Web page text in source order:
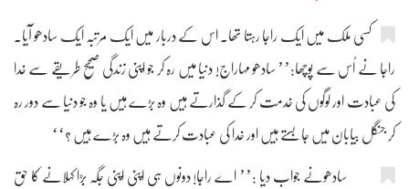
کسی ملک میں ایک راجا رہتا تھا۔ اس کے دربار میں ایک مرتبہ ایک سادھو آیا۔
راجا نے اُس سے پوچھا:’’ سادھو مہاراج! دنیا میں رہ کر جو اپنی زندگی صحیح طریقے سے خدا
کی عبادت اور لوگوں کی خدمت کر کے گذارتے ہیں وہ بڑے ہیں یا وہ جو دنیا سے دور رہ
کر جنگل بیابان میں جابستے ہیں اور خدا کی عبادت کرتے ہیں وہ بڑے ہیں ؟‘‘
سادھونے جواب دیا :’’ اے راجا! دونوں ہی اپنی اپنی جگہ بڑا کہلانے کا حق